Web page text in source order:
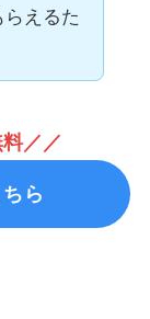
えるた
／／
ら